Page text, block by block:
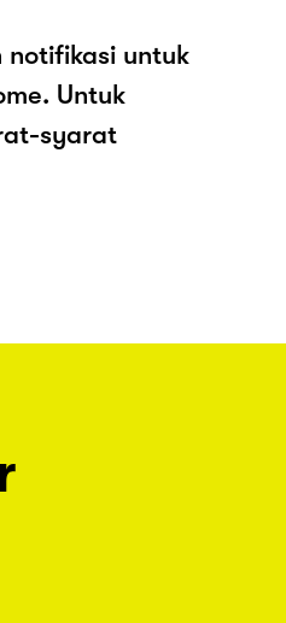
notifikasi untuk
Untuk
syarat